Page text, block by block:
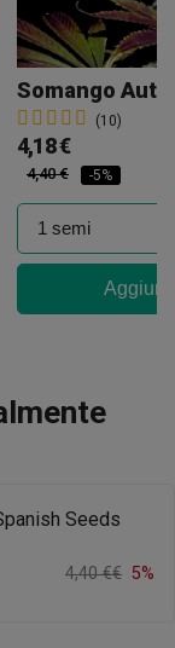
Somango
(10)
4,18 €
4,40 € -5%
Seeds
4,40 €€ 5%